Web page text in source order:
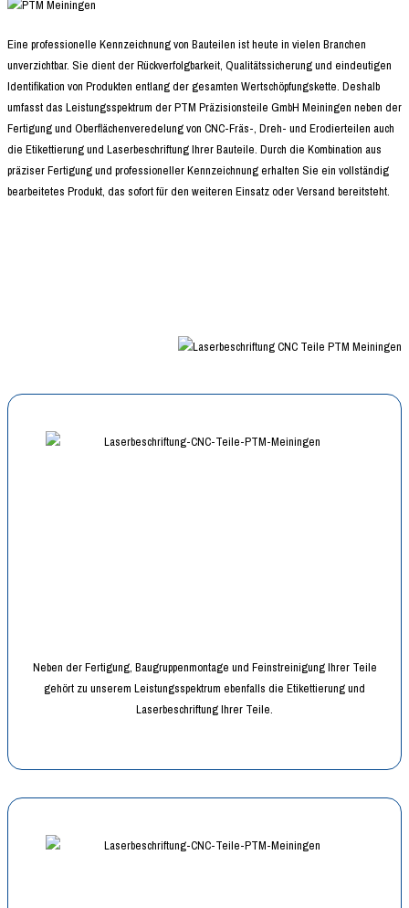
Eine professionelle Kennzeichnung von Bauteilen ist heute in vielen Branchen
unverzichtbar. Sie dient der Rückverfolgbarkeit, Qualitätssicherung und eindeutigen
Identifikation von Produkten entlang der gesamten Wertschöpfungskette. Deshalb
umfasst das Leistungsspektrum der PTM Präzisionsteile GmbH Meiningen neben der
Fertigung und Oberflächenveredelung von CNC-Fräs-, Dreh- und Erodierteilen auch
die Etikettierung und Laserbeschriftung Ihrer Bauteile. Durch die Kombination aus
präziser Fertigung und professioneller Kennzeichnung erhalten Sie ein vollständig
bearbeitetes Produkt, das sofort für den weiteren Einsatz oder Versand bereitsteht.
Neben der Fertigung, Baugruppenmontage und Feinstreinigung Ihrer Teile
gehört zu unserem Leistungsspektrum ebenfalls die Etikettierung und
Laserbeschriftung Ihrer Teile.